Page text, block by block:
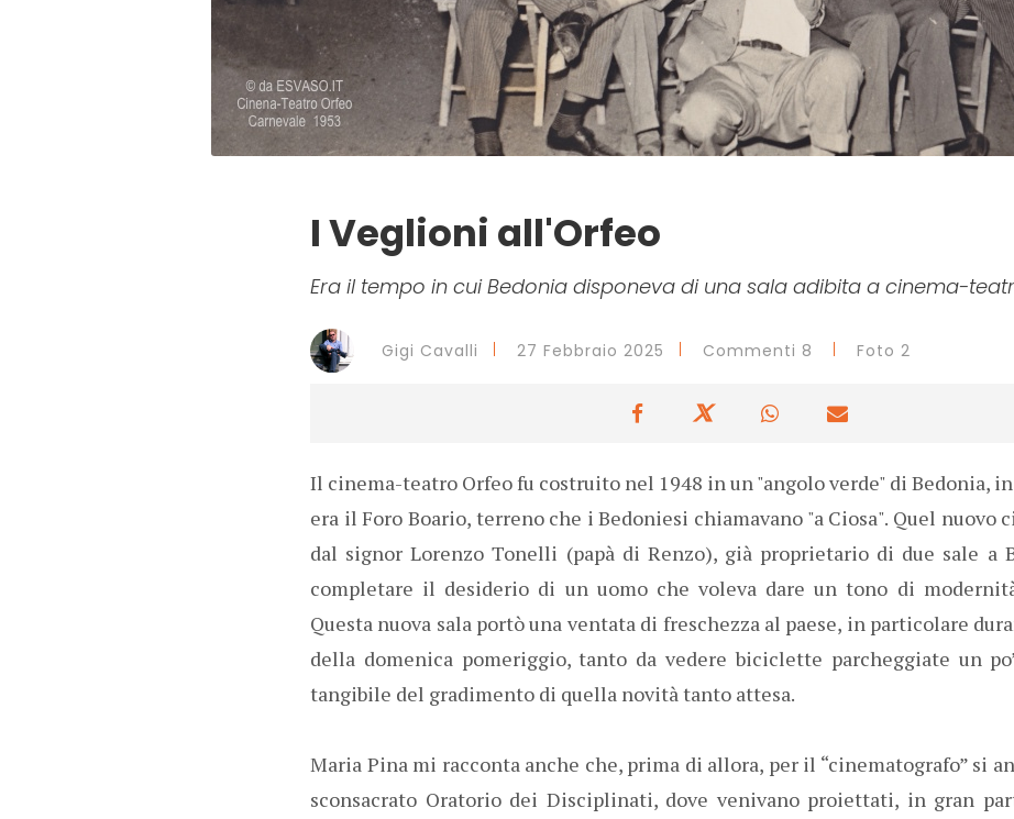
I Veglioni all'Orfeo
Era il tempo in cui Bedonia disponeva di una sala adibita a cinema-
Gigi Cavalli 27 Febbraio 2025 Commenti 8 Foto 2
Il cinema-teatro Orfeo fu costruito nel 1948 in un "angolo verde" di Bedonia,
era il Foro Boario, terreno che i Bedoniesi chiamavano "a Ciosa". Quel nuovo
dal signor Lorenzo Tonelli (papà di Renzo), già proprietario di due sale a
completare il desiderio di un uomo che voleva dare un tono di
Questa nuova sala portò una ventata di freschezza al paese, in particolare
della domenica pomeriggio, tanto da vedere biciclette parcheggiate un
tangibile del gradimento di quella novità tanto attesa.
Maria Pina mi racconta anche che, prima di allora, per il “cinematografo” si
sconsacrato Oratorio dei Disciplinati, dove venivano proiettati, in gran